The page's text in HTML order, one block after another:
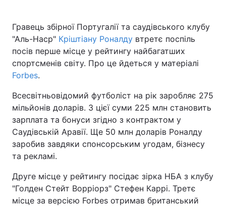
Україна Політика
Світ
Спорт
Техно і зв'язок Лайт
Зброя Інциденти
Здоров'я Туризм
Екологія Регіони
Гравець збірної Португалії та саудівського клубу
"Аль-Наср" Кріштіану Роналду втретє поспіль
посів перше місце у рейтингу найбагатших
спортсменів світу. Про це йдеться у матеріалі
Forbes.
Всесвітньовідомий футболіст на рік заробляє 275
мільйонів доларів. З цієї суми 225 млн становить
зарплата та бонуси згідно з контрактом у
Саудівській Аравії. Ще 50 млн доларів Роналду
заробив завдяки спонсорським угодам, бізнесу
та рекламі.
Друге місце у рейтингу посідає зірка НБА з клубу
"Голден Стейт Ворріорз" Стефен Каррі. Третє
місце за версією Forbes отримав британський